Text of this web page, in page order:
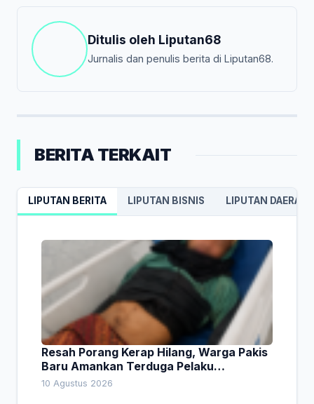
Ditulis oleh Liputan68
Jurnalis dan penulis berita di Liputan68.
BERITA TERKAIT
LIPUTAN BERITA LIPUTAN BISNIS LIPUTAN DAERAH
Resah Porang Kerap Hilang, Warga Pakis
Baru Amankan Terduga Pelaku
Pencurian
10 Agustus 2026